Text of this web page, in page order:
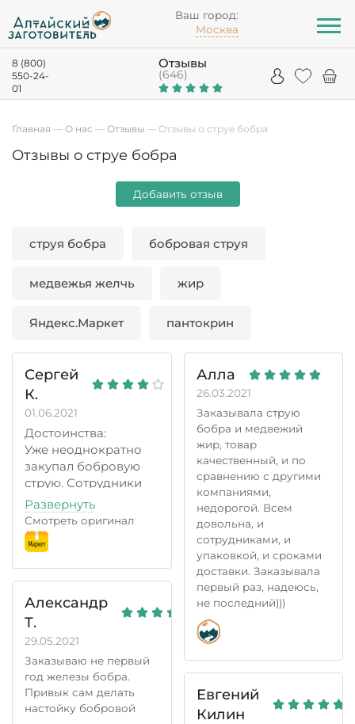
Ваш город:
Москва
8 (800)
550-24-
01
Отзывы
(646)
Главная — О нас — Отзывы — Отзывы о струе бобра
Отзывы о струе бобра
Добавить отзыв
струя бобра бобровая струя
медвежья желчь жир
Яндекс.Маркет пантокрин
Сергей
К.
01.06.2021
Достоинства:
Уже неоднократно
закупал бобровую
струю. Сотрудники
очень отзывчивые,
при необходимости
высылают несколько
фото товара и
оставляют свои
рекомендации!
Отправка товара
оперативно.
Недостатки:
Вес струи как
правило на 10 грамм
меньше заявленного
и оплаченного.
Сотрудники
Развернуть
Смотреть оригинал
Александр
Т.
29.05.2021
Заказываю не первый
год железы бобра.
Привык сам делать
настойку бобровой
Алла
26.03.2021
Заказывала струю
бобра и медвежий
жир, товар
качественный, и по
сравнению с другими
компаниями,
недорогой. Всем
довольна, и
сотрудниками, и
упаковкой, и сроками
доставки. Заказывала
первый раз, надеюсь,
не последний)))
Евгений
Килин